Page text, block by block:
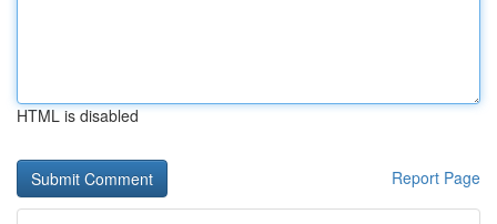
HTML is disabled
Report Page